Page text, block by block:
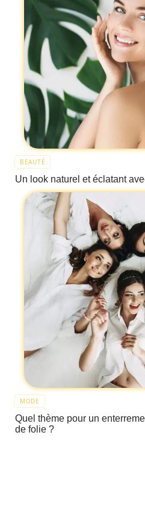
BEAUTÉ
Un look naturel et éclatant
MODE
Quel thème pour un
de folie ?